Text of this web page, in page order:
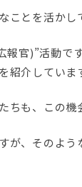
とを活かし
官)”活動
介していま
も、この機
が、そのよ